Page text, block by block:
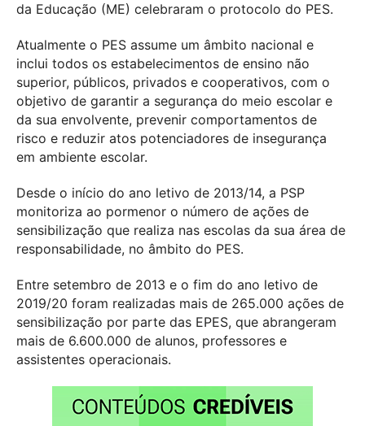
da Educação (ME) celebraram o protocolo do PES.
Atualmente o PES assume um âmbito nacional e
inclui todos os estabelecimentos de ensino não
superior, públicos, privados e cooperativos, com o
objetivo de garantir a segurança do meio escolar e
da sua envolvente, prevenir comportamentos de
risco e reduzir atos potenciadores de insegurança
em ambiente escolar.
Desde o início do ano letivo de 2013/14, a PSP
monitoriza ao pormenor o número de ações de
sensibilização que realiza nas escolas da sua área de
responsabilidade, no âmbito do PES.
Entre setembro de 2013 e o fim do ano letivo de
2019/20 foram realizadas mais de 265.000 ações de
sensibilização por parte das EPES, que abrangeram
mais de 6.600.000 de alunos, professores e
assistentes operacionais.